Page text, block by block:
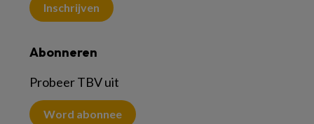
Inschrijven
Abonneren
Probeer TBV uit
Word abonnee